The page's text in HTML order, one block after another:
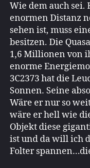
Wie dem auch sei.
enormen Distanz
sehen ist, muss
besitzen. Die
1,6 Millionen von
enorme
3C2373 hat die
Sonnen. Seine
Wäre er nur so
wäre er hell wie
Objekt diese
ist und da will ich
Folter